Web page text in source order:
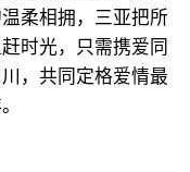
柔相拥，三亚把所
时光，只需携爱同
，共同定格爱情最